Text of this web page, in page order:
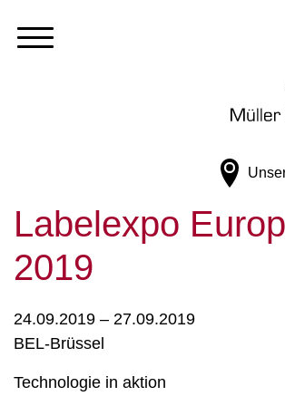
Labelexpo
2019
24.09.2019 – 27.09.2019
BEL-Brüssel
Technologie in aktion